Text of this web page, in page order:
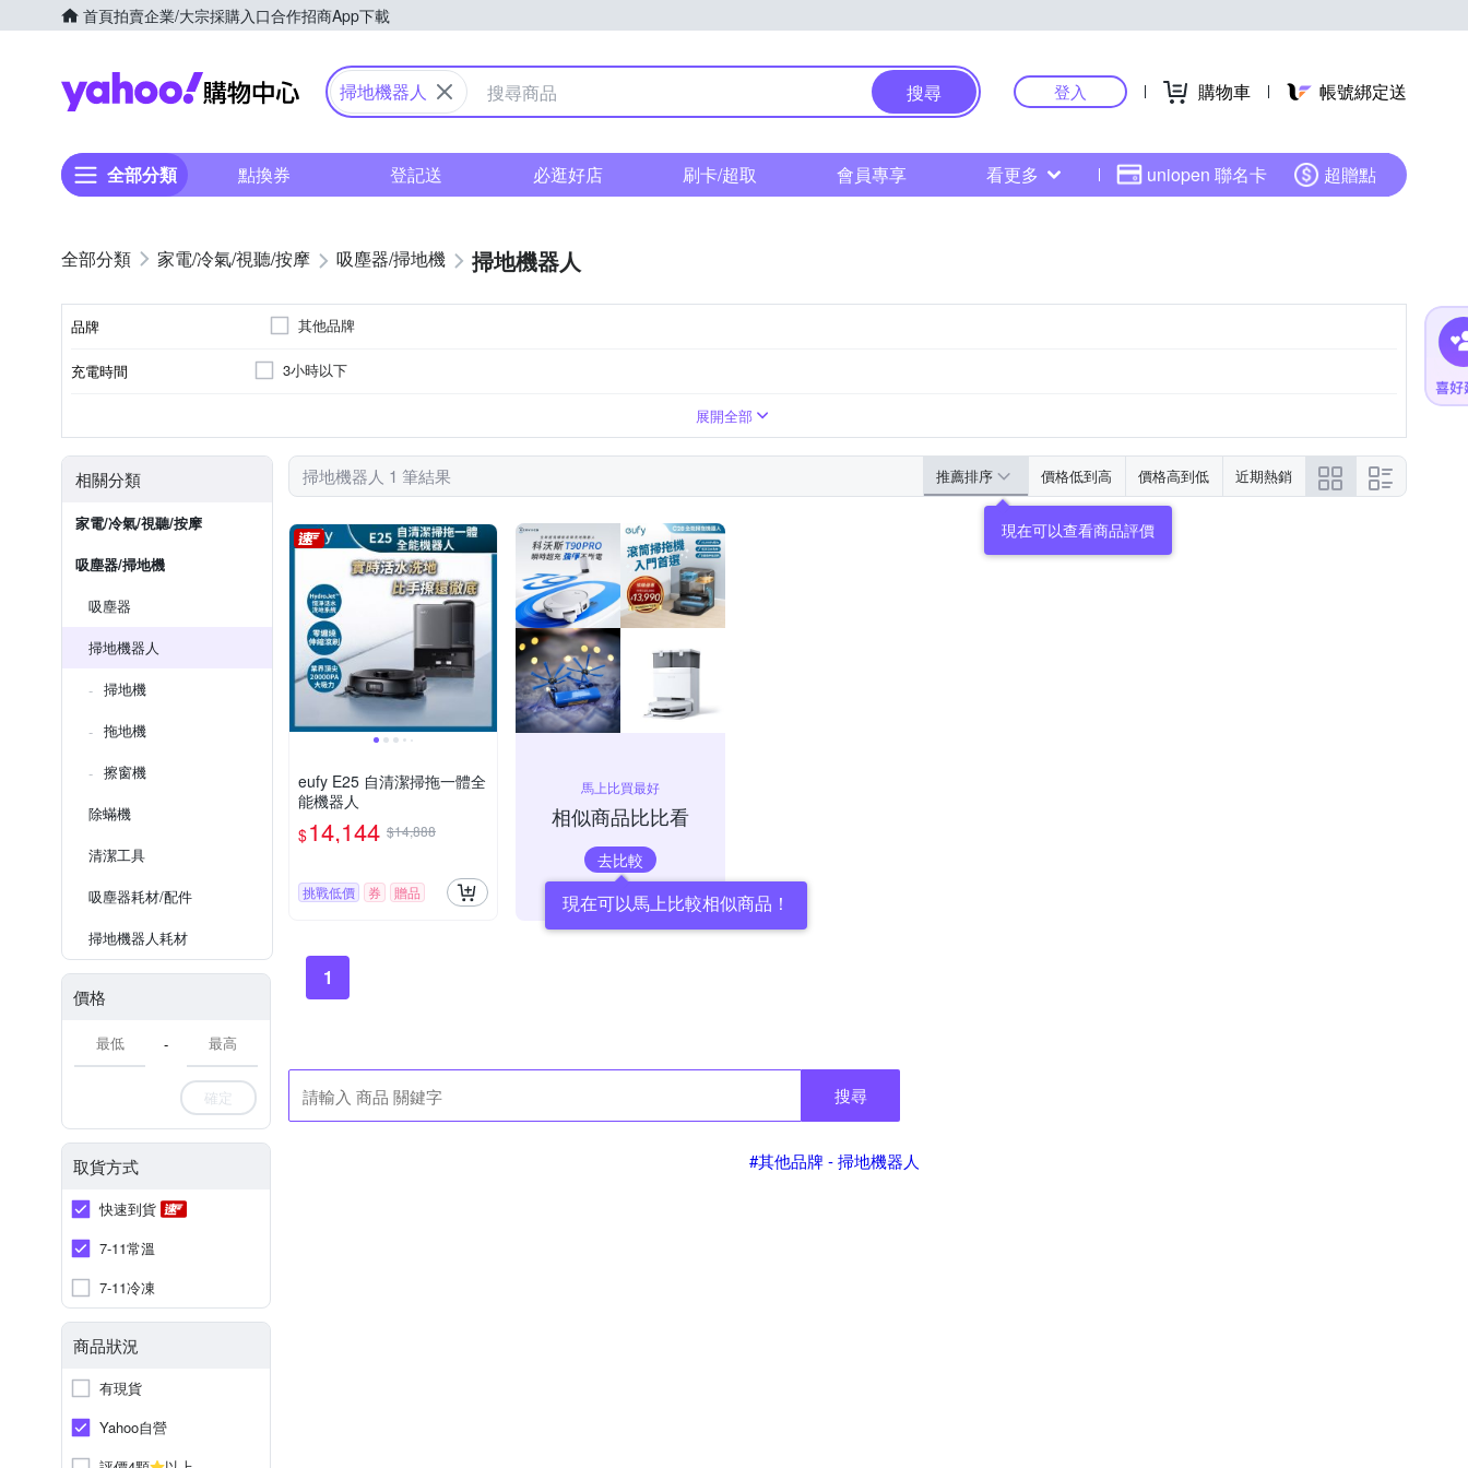
首頁拍賣企業/大宗採購入口合作招商App下載
Yahoo購物中心
掃地機器人 搜尋 登入 購物車 帳號綁定送
全部分類 點換券 登記送 必逛好店 刷卡/超取 會員專享 看更多 uniopen 聯名卡 超贈點
家電/冷氣/視聽/按摩 吸塵器/掃地機 掃地機器人
品牌 其他品牌
充電時間 3小時以下
展開全部
相關分類
家電/冷氣/視聽/按摩
吸塵器/掃地機
吸塵器
掃地機器人
掃地機
拖地機
擦窗機
除蟎機
清潔工具
吸塵器耗材/配件
掃地機器人耗材
價格
-
確定
取貨方式
快速到貨
7-11常溫
7-11冷凍
商品狀況
有現貨
Yahoo自營
掃地機器人 1 筆結果 推薦排序 價格低到高 價格高到低 近期熱銷
現在可以查看商品評價
eufy E25 自清潔掃拖一體全
能機器人
$14,144 $14,888
挑戰低價 券 贈品
馬上比買最好
相似商品比比看
去比較
現在可以馬上比較相似商品！
1
搜尋
#其他品牌 - 掃地機器人